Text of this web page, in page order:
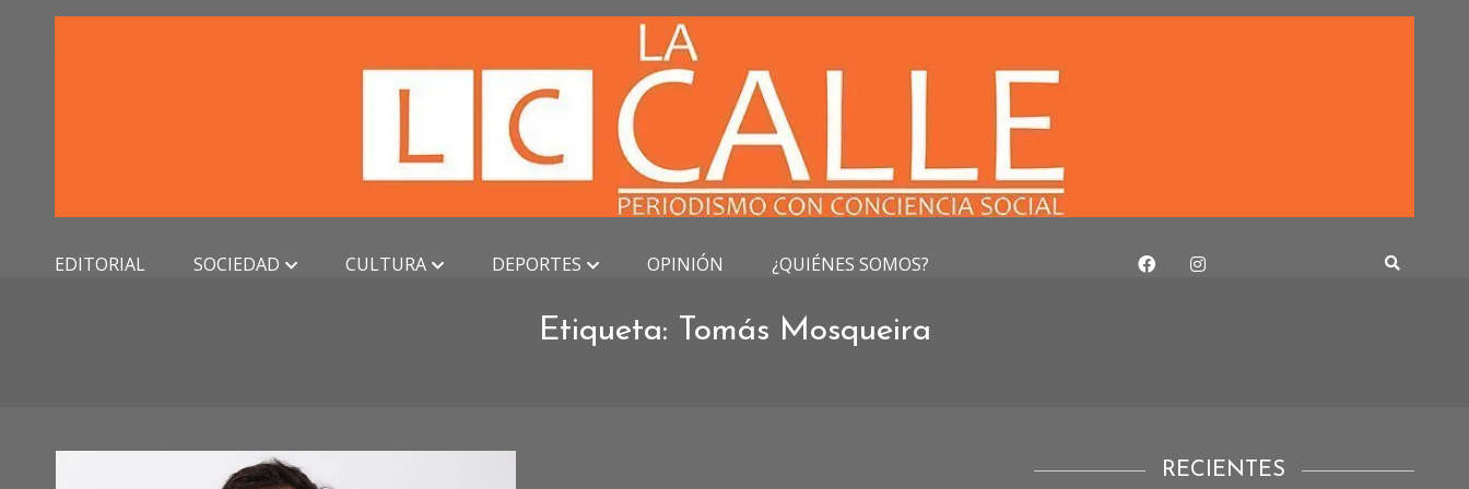
EDITORIAL SOCIEDAD CULTURA DEPORTES OPINIÓN ¿QUIÉNES SOMOS?
Etiqueta: Tomás Mosqueira
RECIENTES